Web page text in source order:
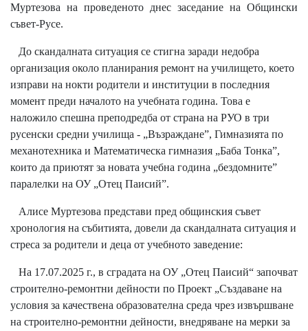
Муртезова на проведеното днес заседание на Общински
съвет-Русе.
До скандалната ситуация се стигна заради недобра
организация около планирания ремонт на училището, което
изправи на нокти родители и институции в последния
момент преди началото на учебната година. Това е
наложило спешна преподредба от страна на РУО в три
русенски средни училища - „Възраждане”, Гимназията по
механотехника и Математическа гимназия „Баба Тонка”,
които да приютят за новата учебна година „бездомните”
паралелки на ОУ „Отец Паисий”.
Алисе Муртезова представи пред общинския съвет
хронология на събитията, довели да скандалната ситуация и
стреса за родители и деца от учебното заведение:
На 17.07.2025 г., в сградата на ОУ „Отец Паисий“ започват
строително-ремонтни дейности по Проект „Създаване на
условия за качествена образователна среда чрез извършване
на строително-ремонтни дейности, внедряване на мерки за